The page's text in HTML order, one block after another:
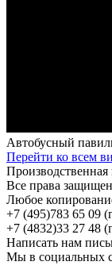
Автобусный
Перейти ко всем
Все права
Любое
+7 (495)783 65 09
+7 (4832)33 27 48
Написать нам
Мы в социальных